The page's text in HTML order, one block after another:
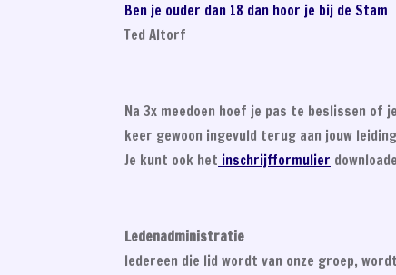
Ben je ouder dan 18 dan hoor je bij de
Ted Altorf
Na 3x meedoen hoef je pas te beslissen
keer gewoon ingevuld terug aan jouw
Je kunt ook het inschrijfformulier
Ledenadministratie
Iedereen die lid wordt van onze groep,